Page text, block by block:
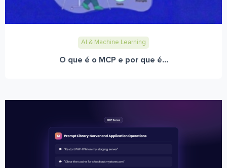
AI & Machine Learning
O que é o MCP e por que é...